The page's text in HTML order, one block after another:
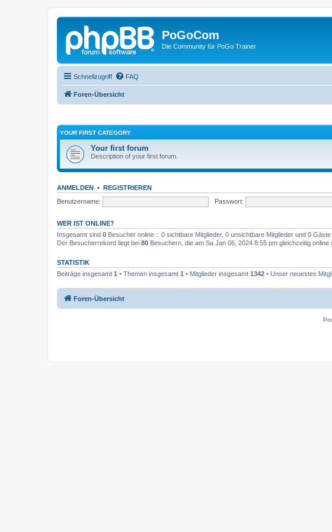
PoGoCom
Die Community für PoGo Trainer
Schnellzugriff FAQ
Foren-Übersicht
YOUR FIRST CATEGORY
Your first forum
Description of your first forum.
ANMELDEN • REGISTRIEREN
Benutzername:
Passwort:
WER IST ONLINE?
Insgesamt sind 0 Besucher online :: 0 sichtbare Mitglieder, 0 unsichtbare Mitglieder und 0
Der Besucherrekord liegt bei 80 Besuchern, die am Sa Jan 06, 2024 8:55 pm gleichzeitig online
STATISTIK
Beiträge insgesamt 1 • Themen insgesamt 1 • Mitglieder insgesamt 1342 • Unser neuestes
Foren-Übersicht